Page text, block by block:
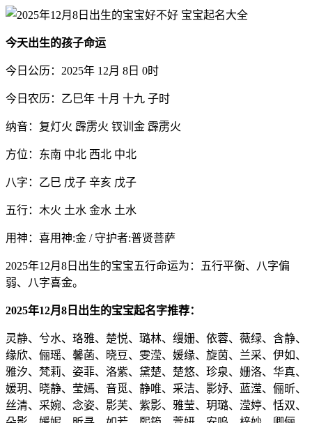
今天出生的孩子命运
今日公历：2025年 12月 8日 0时
今日农历：乙巳年 十月 十九 子时
纳音：复灯火 霹雳火 钗训金 霹雳火
方位：东南 中北 西北 中北
八字：乙巳 戊子 辛亥 戊子
五行：木火 土水 金水 土水
用神：喜用神:金 / 守护者:普贤菩萨
2025年12月8日出生的宝宝五行命运为：五行平衡、八字偏
弱、八字喜金。
2025年12月8日出生的宝宝起名字推荐：
灵静、兮水、珞雅、楚悦、璐林、缦姗、依蓉、薇绿、含静、
缘欣、俪瑶、馨菡、晓豆、雯滢、媛缘、旋茵、兰采、伊如、
雅汐、梵莉、姿菲、洛紫、黛楚、楚悠、珍泉、姗洛、华真、
媛玥、晓静、莹嫣、音觅、静唯、采洁、影妤、蓝滢、俪昕、
丝清、采婉、念姿、影芙、紫影、雅莹、玥璐、滢婷、恬双、